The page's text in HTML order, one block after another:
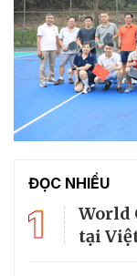
ĐỌC NHIỀU
1
World
tại